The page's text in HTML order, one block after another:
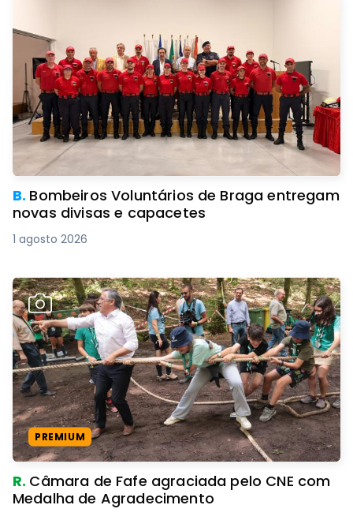
B. Bombeiros Voluntários de Braga entregam
novas divisas e capacetes
1 agosto 2026
PREMIUM
R. Câmara de Fafe agraciada pelo CNE com
Medalha de Agradecimento